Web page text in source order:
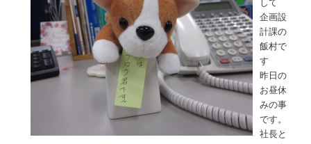
企画設
計課の
飯村で
す
昨日の
お昼休
みの事
です。
社長と